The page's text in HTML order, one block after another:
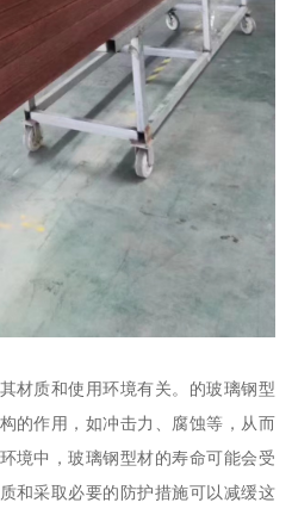
材质和使用环境有关。的玻璃钢型
的作用，如冲击力、腐蚀等，从而
境中，玻璃钢型材的寿命可能会受
和采取必要的防护措施可以减缓这